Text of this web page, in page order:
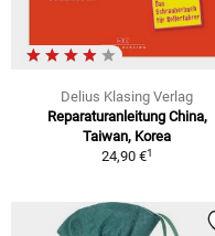
Delius Klasing Verlag
Reparaturanleitung China,
Taiwan, Korea
24,90 €1